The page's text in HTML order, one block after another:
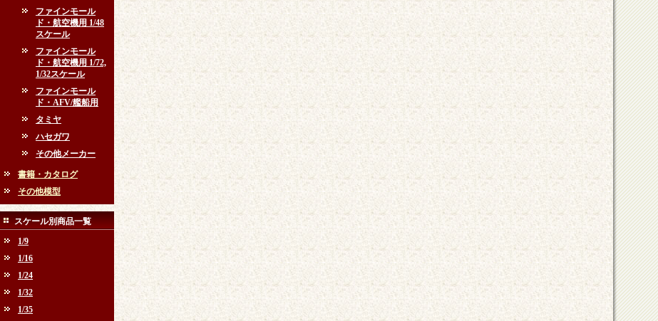
ファインモール
ド・航空機用 1/48
スケール
ファインモール
ド・航空機用 1/72,
1/32スケール
ファインモール
ド・AFV/艦船用
タミヤ
ハセガワ
その他メーカー
書籍・カタログ
その他模型
スケール別商品一覧
1/9
1/16
1/24
1/32
1/35